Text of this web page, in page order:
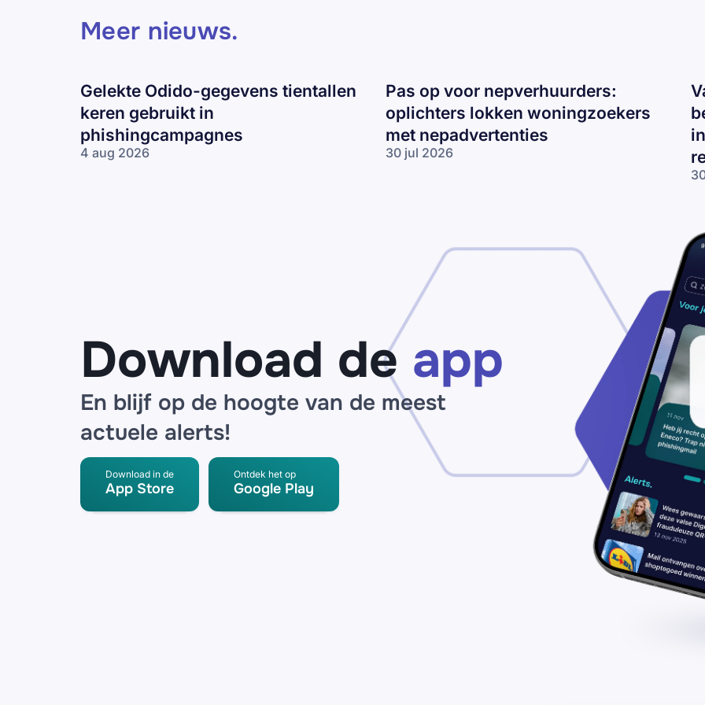
Meer nieuws.
Gelekte Odido-gegevens tientallen
keren gebruikt in
phishingcampagnes
4 aug 2026
Pas op voor nepverhuurders:
oplichters lokken woningzoekers
met nepadvertenties
30 jul 2026
nepadvertenties
Download de app
En blijf op de hoogte van de meest
actuele alerts!
Download in de
App Store
Ontdek het op
Google Play